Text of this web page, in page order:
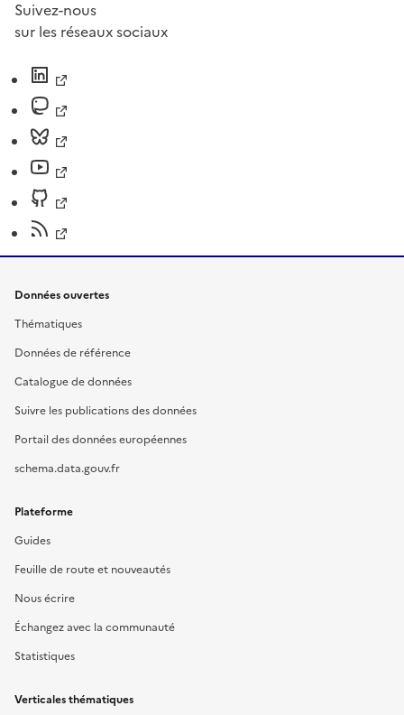
Suivez-nous
sur les réseaux sociaux
Données ouvertes
Thématiques
Données de référence
Catalogue de données
Suivre les publications des données
Portail des données européennes
schema.data.gouv.fr
Plateforme
Guides
Feuille de route et nouveautés
Nous écrire
Échangez avec la communauté
Statistiques
Verticales thématiques